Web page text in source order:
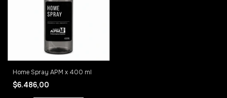
Home Spray APM x 400 ml
$6.486,00